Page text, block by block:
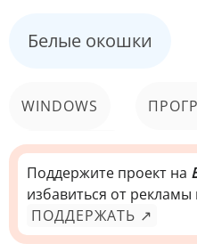
Белые окошки
WINDOWS
КОМПЬЮТЕР
Поддержите проект на
избавиться от рекламы
ПОДДЕРЖАТЬ ↗